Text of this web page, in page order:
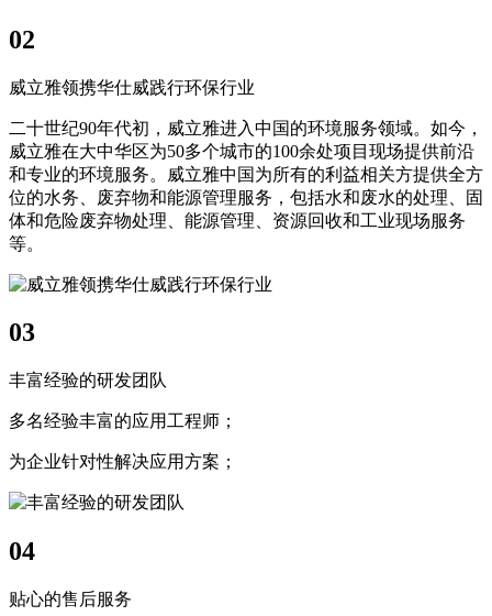
02
威立雅领携华仕威践行环保行业
二十世纪90年代初，威立雅进入中国的环境服务领域。如今，
威立雅在大中华区为50多个城市的100余处项目现场提供前沿
和专业的环境服务。威立雅中国为所有的利益相关方提供全方
位的水务、废弃物和能源管理服务，包括水和废水的处理、固
体和危险废弃物处理、能源管理、资源回收和工业现场服务
等。
03
丰富经验的研发团队
多名经验丰富的应用工程师；
为企业针对性解决应用方案；
04
贴心的售后服务